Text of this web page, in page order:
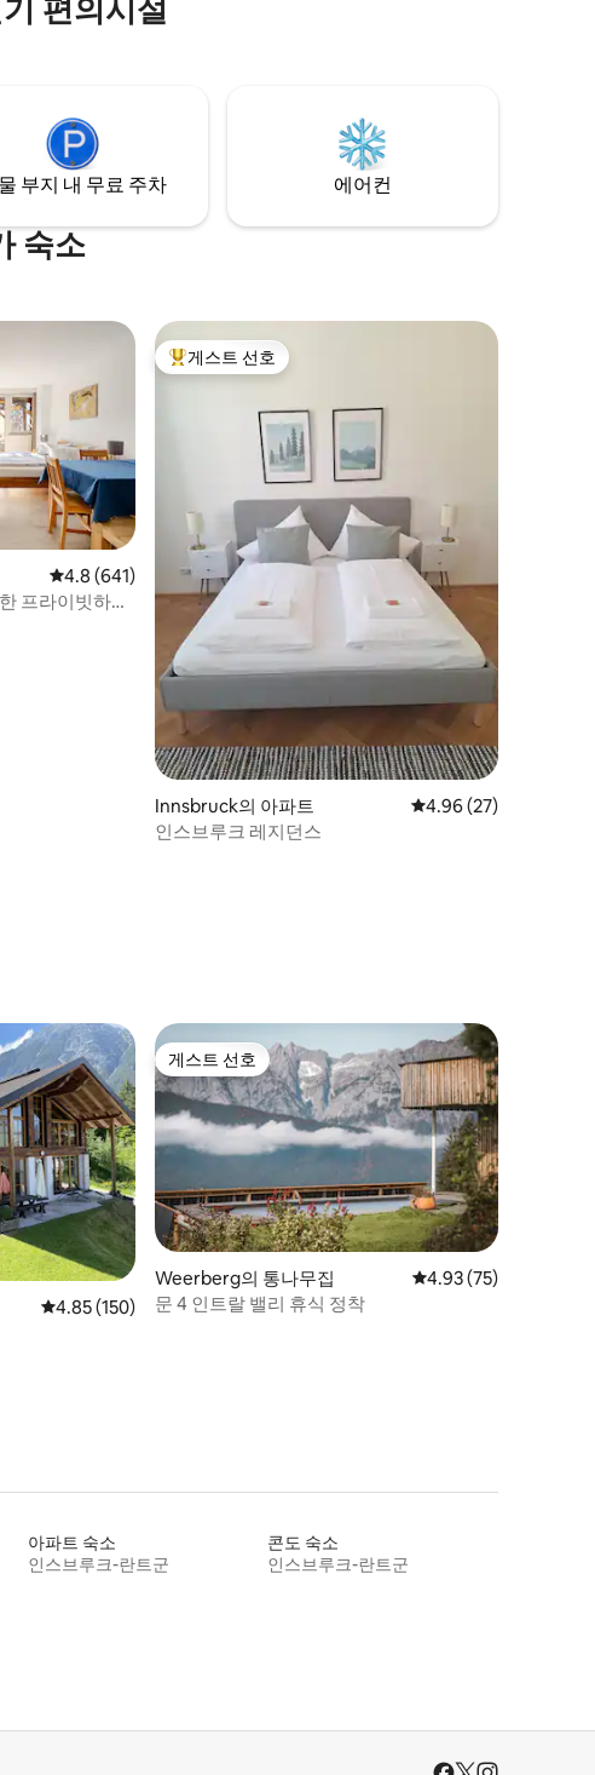
식을 제공합니
거리).
침실 1개 -문이 없는 침실 1개 -휴식 공간 - 키
편의시설
부지 내 무료 주차 에어컨
숙소
평점 4.8점(5점 만점), 후기 641개
4.8 (641)
프라이빗하고
상위 게스트 선호
게스트 선호
Innsbruck의 아파트 평점 4.96점(5점 만점),
4.96 (27)
인스브루크 레지던스
평점 4.85점(5점 만점), 후기 150개
4.85 (150)
게스트 선호
게스트 선호
Weerberg의 통나무집 평점 4.93점(5점 만점
4.93 (75)
문 4 인트랄 밸리 휴식 정착
아파트 숙소
인스브루크-란트군
콘도 숙소
인스브루크-란트군